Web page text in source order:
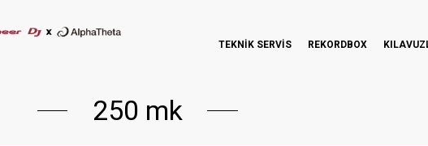
TEKNİK SERVİS
REKORDBOX
250 mk